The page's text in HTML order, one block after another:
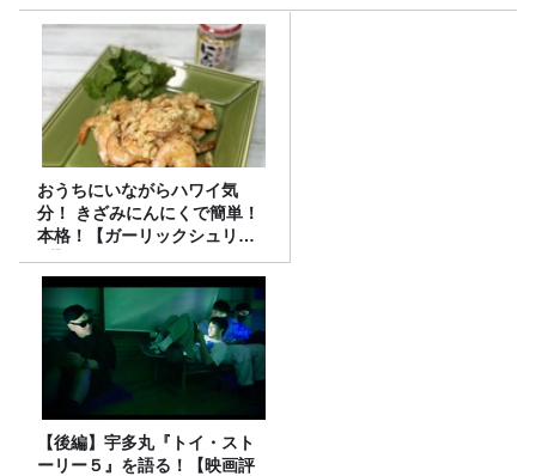
おうちにいながらハワイ気
分！ きざみにんにくで簡単！
本格！【ガーリックシュリン
プ】 桃屋のかんたんレシピ
【後編】宇多丸『トイ・スト
ーリー５』を語る！【映画評